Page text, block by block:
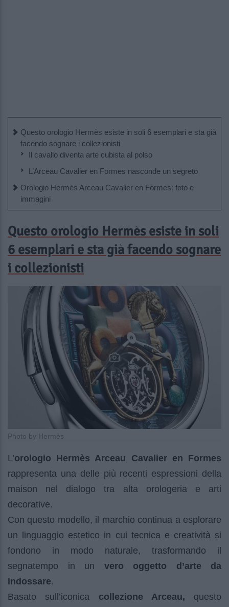
Questo orologio Hermès esiste in soli 6 esemplari e sta già
facendo sognare i collezionisti
Il cavallo diventa arte cubista al polso
L’Arceau Cavalier en Formes nasconde un segreto
Orologio Hermès Arceau Cavalier en Formes: foto e
immagini
Questo orologio Hermès esiste in soli
6 esemplari e sta già facendo sognare
i collezionisti
Photo by Hermès
L’orologio Hermès Arceau Cavalier en Formes
rappresenta una delle più recenti espressioni della
maison nel dialogo tra alta orologeria e arti
decorative.
Con questo modello, il marchio continua a esplorare
un linguaggio estetico in cui tecnica e creatività si
fondono in modo naturale, trasformando il
segnatempo in un vero oggetto d’arte da
indossare.
Basato sull’iconica collezione Arceau, questo